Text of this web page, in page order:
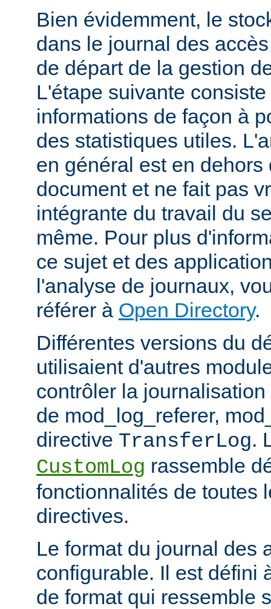
Bien évidemment, le
dans le journal des
de départ de la gestion
L'étape suivante
informations de façon à
des statistiques utiles.
en général est en dehors
document et ne fait pas
intégrante du travail du
même. Pour plus
ce sujet et des
l'analyse de journaux,
référer à Open Directory.
Différentes versions du
utilisaient d'autres
contrôler la
de mod_log_referer,
directive TransferLog.
CustomLog rassemble
fonctionnalités de toutes
directives.
Le format du journal des
configurable. Il est défini
de format qui ressemble